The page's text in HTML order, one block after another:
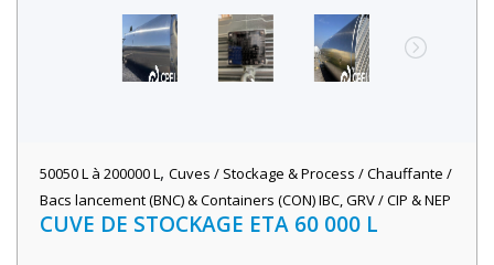
50050 L à 200000 L, Cuves / Stockage & Process / Chauffante /
Bacs lancement (BNC) & Containers (CON) IBC, GRV / CIP & NEP
CUVE DE STOCKAGE ETA 60 000 L